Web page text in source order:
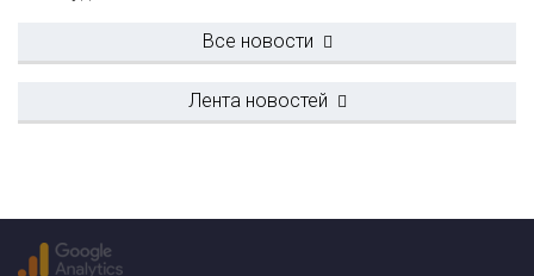
Все новости
Лента новостей